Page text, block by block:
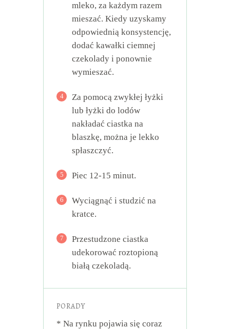
mleko, za każdym razem
mieszać. Kiedy uzyskamy
odpowiednią konsystencję,
dodać kawałki ciemnej
czekolady i ponownie
wymieszać.
4
Za pomocą zwykłej łyżki
lub łyżki do lodów
nakładać ciastka na
blaszkę, można je lekko
spłaszczyć.
5 Piec 12-15 minut.
6
Wyciągnąć i studzić na
kratce.
7
Przestudzone ciastka
udekorować roztopioną
białą czekoladą.
PORADY
* Na rynku pojawia się coraz